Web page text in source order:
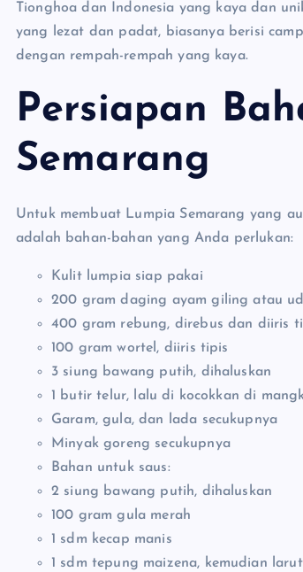
Tionghoa dan Indonesia yang kaya dan
yang lezat dan padat, biasanya berisi
dengan rempah-rempah yang kaya.
Persiapan
Semarang
Untuk membuat Lumpia Semarang yang
adalah bahan-bahan yang Anda perlukan:
Kulit lumpia siap pakai
200 gram daging ayam giling atau
400 gram rebung, direbus dan diiris
100 gram wortel, diiris tipis
3 siung bawang putih, dihaluskan
1 butir telur, lalu di kocokkan di
Garam, gula, dan lada secukupnya
Minyak goreng secukupnya
Bahan untuk saus:
2 siung bawang putih, dihaluskan
100 gram gula merah
1 sdm kecap manis
1 sdm tepung maizena, kemudian